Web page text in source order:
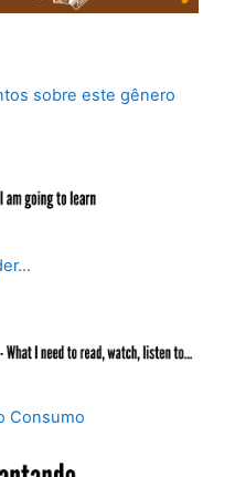
sobre este gênero
Consumo
Livro